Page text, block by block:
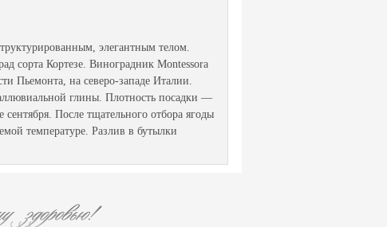
элегантным телом.
сорта Кортезе. Виноградник Montessora
Пьемонта, на северо-западе Италии.
глины. Плотность посадки —
После тщательного отбора ягоды
температуре. Разлив в бутылки